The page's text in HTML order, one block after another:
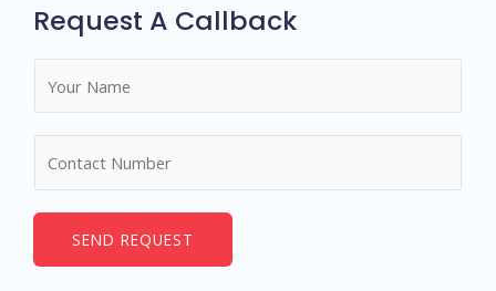
Request A Callback
*
e
SEND REQUEST